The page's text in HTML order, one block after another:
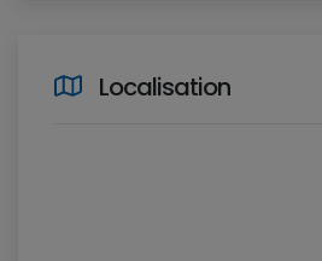
Localisation